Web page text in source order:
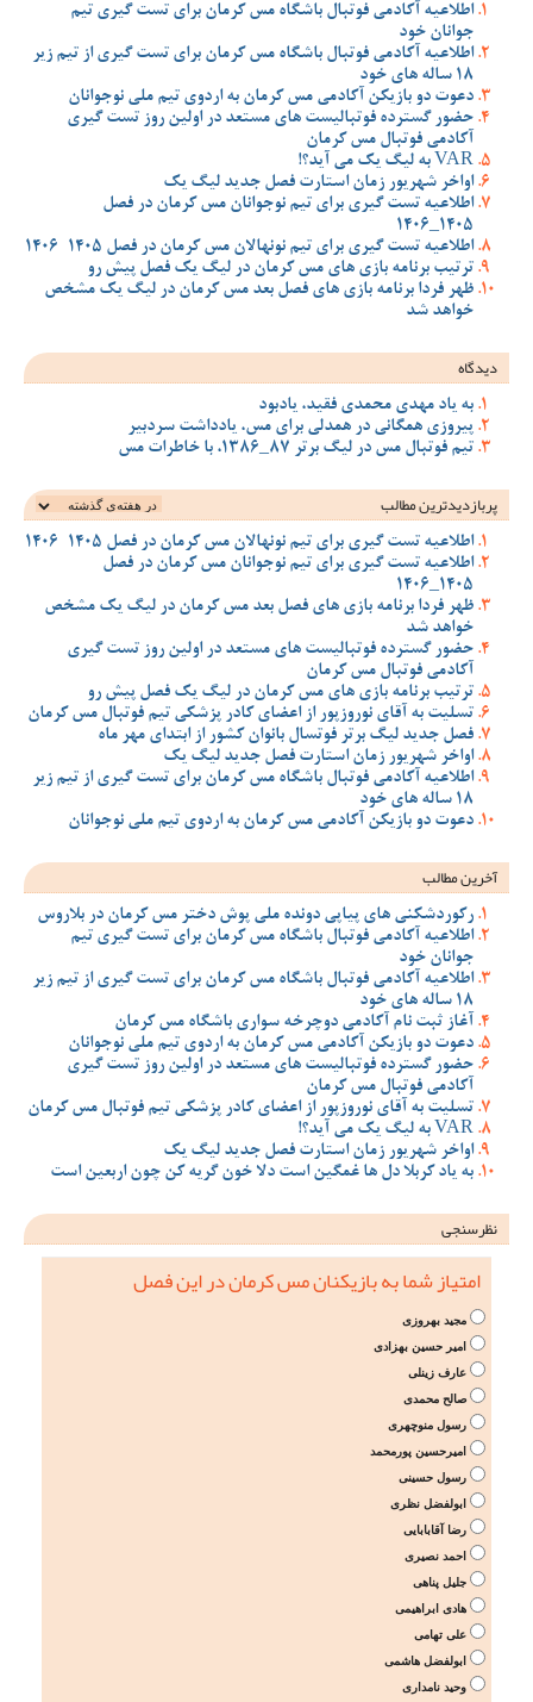
اطلاعیه آکادمی فوتبال باشگاه مس کرمان برای تست گیری تیم
جوانان خود
اطلاعیه آکادمی فوتبال باشگاه مس کرمان برای تست گیری از تیم زیر
18 ساله های خود
دعوت دو بازیکن آکادمی مس کرمان به اردوی تیم ملی نوجوانان
حضور گسترده فوتبالیست های مستعد در اولین روز تست گیری
آکادمی فوتبال مس کرمان
VAR به لیگ یک می آید؟!
اواخر شهریور زمان استارت فصل جدید لیگ یک
اطلاعیه تست گیری برای تیم نوجوانان مس کرمان در فصل
1405_1406
اطلاعیه تست گیری برای تیم نونهالان مس کرمان در فصل 1405-1406
ترتیب برنامه بازی های مس کرمان در لیگ یک فصل پیش رو
ظهر فردا برنامه بازی های فصل بعد مس کرمان در لیگ یک مشخص
خواهد شد
دیدگاه
به یاد مهدی محمدی فقید، یادبود
پیروزی همگانی در همدلی برای مس، یادداشت سردبیر
تیم فوتبال مس در لیگ برتر 87_1386، با خاطرات مس
پربازدیدترین‌ مطالب
اطلاعیه تست گیری برای تیم نونهالان مس کرمان در فصل 1405-1406
اطلاعیه تست گیری برای تیم نوجوانان مس کرمان در فصل
1405_1406
ظهر فردا برنامه بازی های فصل بعد مس کرمان در لیگ یک مشخص
خواهد شد
حضور گسترده فوتبالیست های مستعد در اولین روز تست گیری
آکادمی فوتبال مس کرمان
ترتیب برنامه بازی های مس کرمان در لیگ یک فصل پیش رو
تسلیت به آقای نوروزپور از اعضای کادر پزشکی تیم فوتبال مس کرمان
فصل جدید لیگ برتر فوتسال بانوان کشور از ابتدای مهر ماه
اواخر شهریور زمان استارت فصل جدید لیگ یک
اطلاعیه آکادمی فوتبال باشگاه مس کرمان برای تست گیری از تیم زیر
18 ساله های خود
دعوت دو بازیکن آکادمی مس کرمان به اردوی تیم ملی نوجوانان
آخرین مطالب
رکوردشکنی های پیاپی دونده ملی پوش دختر مس کرمان در بلاروس
اطلاعیه آکادمی فوتبال باشگاه مس کرمان برای تست گیری تیم
جوانان خود
اطلاعیه آکادمی فوتبال باشگاه مس کرمان برای تست گیری از تیم زیر
18 ساله های خود
آغاز ثبت نام آکادمی دوچرخه سواری باشگاه مس کرمان
دعوت دو بازیکن آکادمی مس کرمان به اردوی تیم ملی نوجوانان
حضور گسترده فوتبالیست های مستعد در اولین روز تست گیری
آکادمی فوتبال مس کرمان
تسلیت به آقای نوروزپور از اعضای کادر پزشکی تیم فوتبال مس کرمان
VAR به لیگ یک می آید؟!
اواخر شهریور زمان استارت فصل جدید لیگ یک
به یاد کربلا دل ها غمگین است دلا خون گریه کن چون اربعین است
نظرسنجی
امتیاز شما به بازیکنان مس کرمان در این فصل
مجید بهروزی
امیر حسین بهزادی
عارف زینلی
صالح محمدی
رسول منوچهری
امیرحسین پورمحمد
رسول حسینی
ابولفضل نظری
رضا آقابابایی
احمد نصیری
جلیل پناهی
هادی ابراهیمی
علی تهامی
ابولفضل هاشمی
وحید نامداری